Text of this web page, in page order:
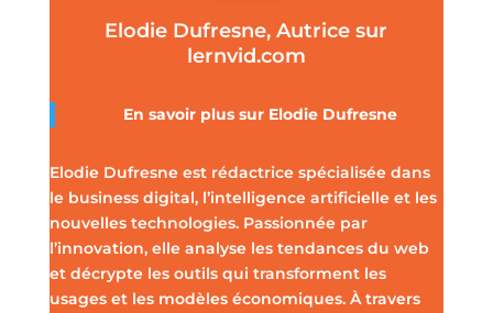
Elodie Dufresne, Autrice sur
lernvid.com
En savoir plus sur Elodie Dufresne
Elodie Dufresne est rédactrice spécialisée dans
le business digital, l’intelligence artificielle et les
nouvelles technologies. Passionnée par
l’innovation, elle analyse les tendances du web
et décrypte les outils qui transforment les
usages et les modèles économiques. À travers